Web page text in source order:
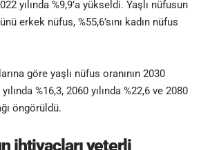
yılında %9,9’a yükseldi. Yaşlı nüfusun
erkek nüfus, %55,6’sını kadın nüfus
göre yaşlı nüfus oranının 2030
%16,3, 2060 yılında %22,6 ve 2080
öngörüldü.
ihtiyaçları yeterli